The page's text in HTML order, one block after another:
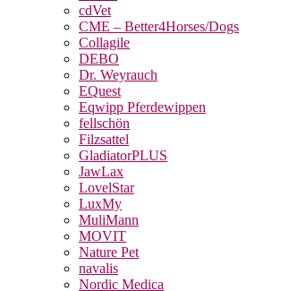
cdVet
CME – Better4Horses/Dogs
Collagile
DEBO
Dr. Weyrauch
EQuest
Eqwipp Pferdewippen
fellschön
Filzsattel
GladiatorPLUS
JawLax
LovelStar
LuxMy
MuliMann
MOVIT
Nature Pet
navalis
Nordic Medica